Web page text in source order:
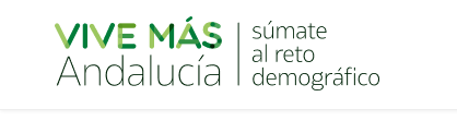
Navegación principal